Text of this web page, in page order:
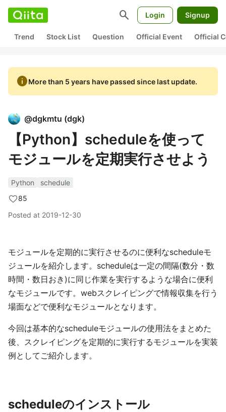
search Login Signup
Trend Stock List Question Official Event Official
infoMore than 5 years have passed since last update.
@dgkmtu (dgk)
【Python】scheduleを使って
モジュールを定期実行させよう
Python
schedule
85
Posted at 2019-12-30
モジュールを定期的に実行させるのに便利なscheduleモ
ジュールを紹介します。scheduleは一定の間隔(数分・数
時間・数日おき)に同じ作業を実行するような場合に便利
なモジュールです。webスクレイピングで情報収集を行う
場面などで便利なモジュールとなります。
今回は基本的なscheduleモジュールの使用法をまとめた
後、スクレイピングを定期的に実行するモジュールを実装
例としてご紹介します。
scheduleのインストール